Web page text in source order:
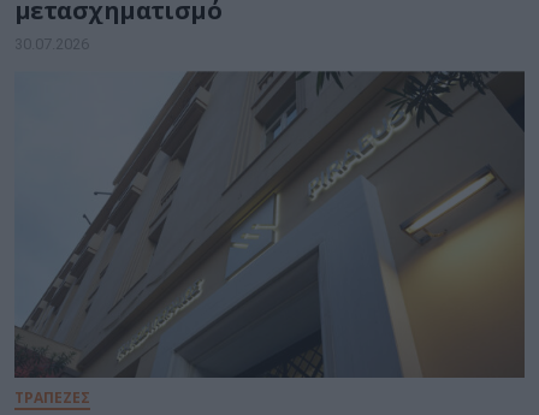
μετασχηματισμό
30.07.2026
ΤΡΑΠΕΖΕΣ